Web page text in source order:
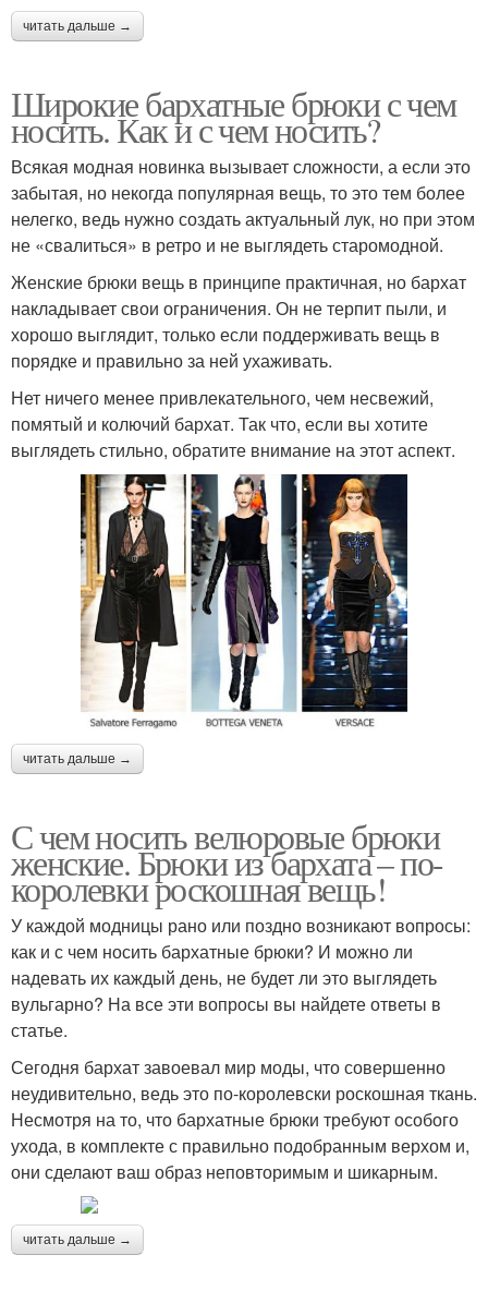
читать дальше →
Широкие бархатные брюки с чем
носить. Как и с чем носить?
Всякая модная новинка вызывает сложности, а если это
забытая, но некогда популярная вещь, то это тем более
нелегко, ведь нужно создать актуальный лук, но при этом
не «свалиться» в ретро и не выглядеть старомодной.
Женские брюки вещь в принципе практичная, но бархат
накладывает свои ограничения. Он не терпит пыли, и
хорошо выглядит, только если поддерживать вещь в
порядке и правильно за ней ухаживать.
Нет ничего менее привлекательного, чем несвежий,
помятый и колючий бархат. Так что, если вы хотите
выглядеть стильно, обратите внимание на этот аспект.
читать дальше →
С чем носить велюровые брюки
женские. Брюки из бархата – по-
королевки роскошная вещь!
У каждой модницы рано или поздно возникают вопросы:
как и с чем носить бархатные брюки? И можно ли
надевать их каждый день, не будет ли это выглядеть
вульгарно? На все эти вопросы вы найдете ответы в
статье.
Сегодня бархат завоевал мир моды, что совершенно
неудивительно, ведь это по-королевски роскошная ткань.
Несмотря на то, что бархатные брюки требуют особого
ухода, в комплекте с правильно подобранным верхом и,
они сделают ваш образ неповторимым и шикарным.
читать дальше →